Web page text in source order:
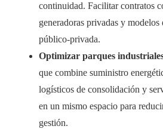
continuidad. Facilitar contratos
generadoras privadas y modelos
público-privada.
Optimizar parques
que combine suministro
logísticos de consolidación y
en un mismo espacio para
gestión.